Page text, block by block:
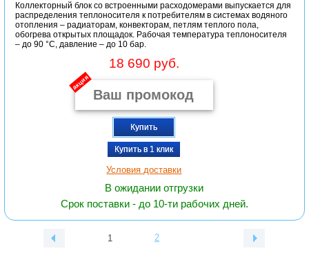
Коллекторный блок со встроенными расходомерами выпускается для
распределения теплоносителя к потребителям в системах водяного
отопления – радиаторам, конвекторам, петлям теплого пола,
обогрева открытых площадок. Рабочая температура теплоносителя
– до 90 °С, давление – до 10 бар.
18 690 руб.
акция
Купить
Купить в 1 клик
Условия доставки
В ожидании отгрузки
Срок поставки - до 10-ти рабочих дней.
1 2